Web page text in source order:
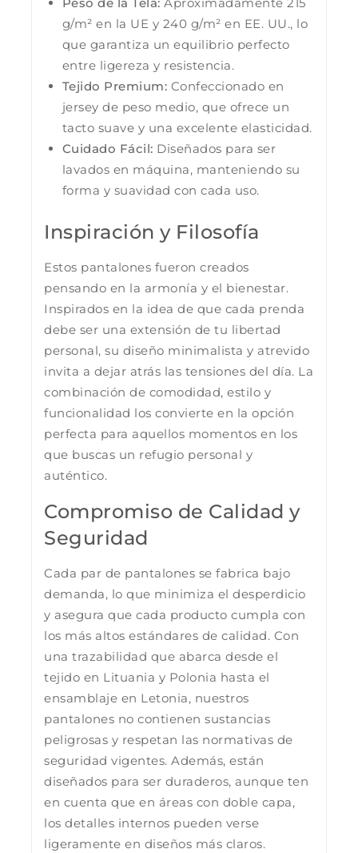
g/m² en la UE y 240 g/m² en EE. UU., lo
que garantiza un equilibrio perfecto
entre ligereza y resistencia.
Tejido Premium: Confeccionado en
jersey de peso medio, que ofrece un
tacto suave y una excelente elasticidad.
Cuidado Fácil: Diseñados para ser
lavados en máquina, manteniendo su
forma y suavidad con cada uso.
Inspiración y Filosofía
Estos pantalones fueron creados
pensando en la armonía y el bienestar.
Inspirados en la idea de que cada prenda
debe ser una extensión de tu libertad
personal, su diseño minimalista y atrevido
invita a dejar atrás las tensiones del día. La
combinación de comodidad, estilo y
funcionalidad los convierte en la opción
perfecta para aquellos momentos en los
que buscas un refugio personal y
auténtico.
Compromiso de Calidad y
Seguridad
Cada par de pantalones se fabrica bajo
demanda, lo que minimiza el desperdicio
y asegura que cada producto cumpla con
los más altos estándares de calidad. Con
una trazabilidad que abarca desde el
tejido en Lituania y Polonia hasta el
ensamblaje en Letonia, nuestros
pantalones no contienen sustancias
peligrosas y respetan las normativas de
seguridad vigentes. Además, están
diseñados para ser duraderos, aunque ten
en cuenta que en áreas con doble capa,
los detalles internos pueden verse
ligeramente en diseños más claros.